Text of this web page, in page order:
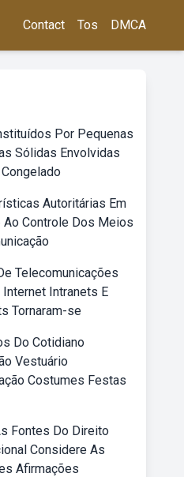
Contact Tos DMCA
Por Pequenas
Sólidas Envolvidas
Congelado
Autoritárias Em
Ao Controle Dos Meios
Telecomunicações
Internet Intranets E
Tornaram-se
Do Cotidiano
Vestuário
Costumes Festas
Fontes Do Direito
Considere As
Afirmações